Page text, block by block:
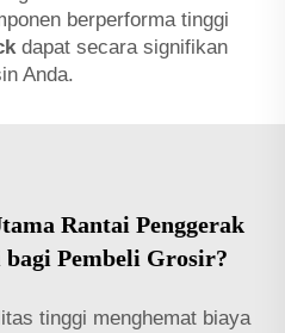
berperforma tinggi
dapat secara signifikan
Anda.
Rantai Penggerak
Pembeli Grosir?
tinggi menghemat biaya